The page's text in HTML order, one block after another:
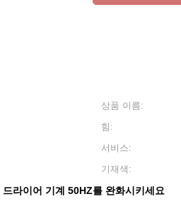
상품 이름:
힘:
서비스:
기재색:
드라이어 기계 50HZ를 완화시키세요